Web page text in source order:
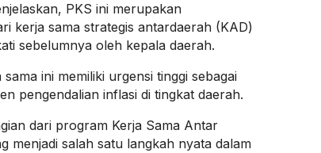
PKS ini merupakan
kerja sama strategis antardaerah (KAD)
sebelumnya oleh kepala daerah.
ini memiliki urgensi tinggi sebagai
pengendalian inflasi di tingkat daerah.
dari program Kerja Sama Antar
menjadi salah satu langkah nyata dalam